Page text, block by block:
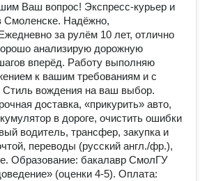
Ваш вопрос! Экспресс-курьер и
Смоленске. Надёжно,
за рулём 10 лет, отлично
анализирую дорожную
вперёд. Работу выполняю
к вашим требованиям и с
Стиль вождения на ваш выбор.
доставка, «прикурить» авто,
в дороге, очистить ошибки
водитель, трансфер, закупка и
переводы (русский англ./фр.),
Образование: бакалавр СмолГУ
(оценки 4-5). Оплата: